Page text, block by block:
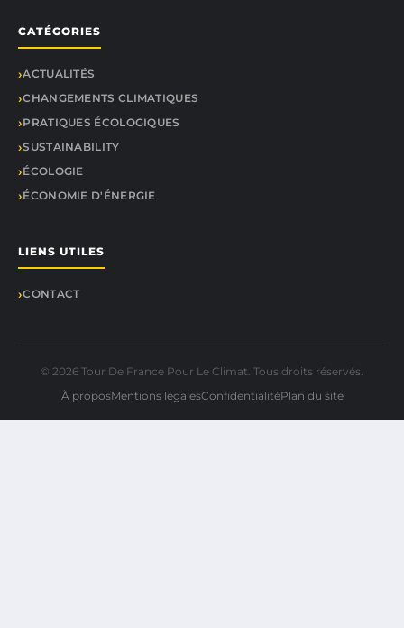
CATÉGORIES
ACTUALITÉS
CHANGEMENTS CLIMATIQUES
PRATIQUES ÉCOLOGIQUES
SUSTAINABILITY
ÉCOLOGIE
ÉCONOMIE D'ÉNERGIE
LIENS UTILES
CONTACT
© 2026 Tour De France Pour Le Climat. Tous droits réservés.
À proposMentions légalesConfidentialitéPlan du site